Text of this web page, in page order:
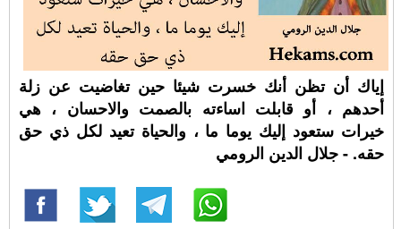
إياك أن تظن أنك خسرت شيئا حين تغاضيت عن زلة
أحدهم ، أو قابلت اساءته بالصمت والاحسان ، هي
خيرات ستعود إليك يوما ما ، والحياة تعيد لكل ذي حق
حقه. - جلال الدين الرومي